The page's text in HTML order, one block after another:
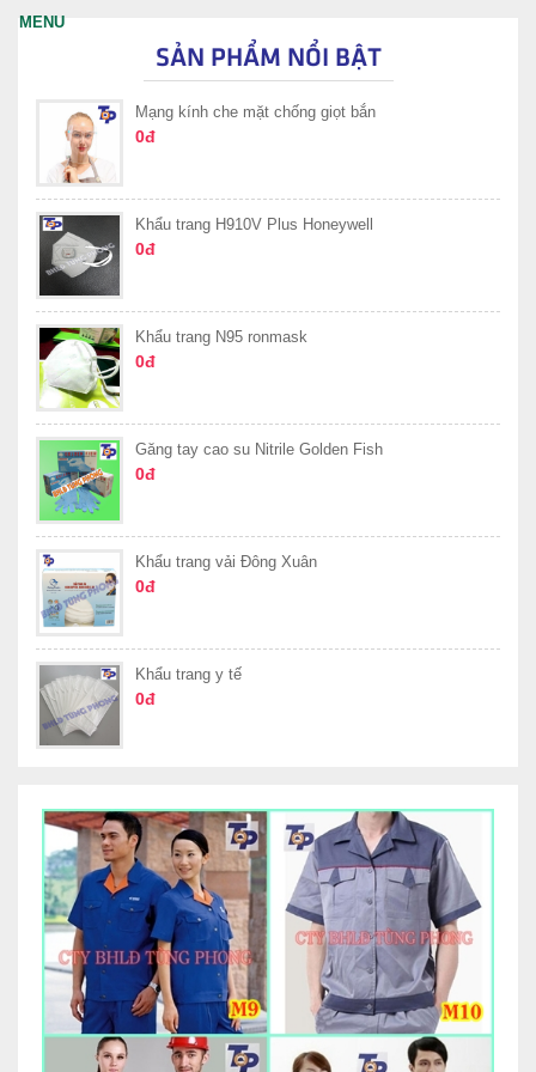
SẢN PHẨM NỔI BẬT
Mạng kính che mặt chống giọt bắn
0đ
Khẩu trang H910V Plus Honeywell
0đ
Khẩu trang N95 ronmask
0đ
Găng tay cao su Nitrile Golden Fish
0đ
Khẩu trang vải Đông Xuân
0đ
Khẩu trang y tế
0đ